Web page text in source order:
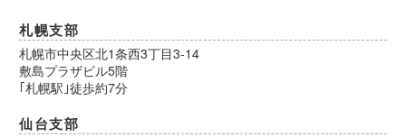
札幌支部
札幌市中央区北1条西3丁目3-14
敷島プラザビル5階
｢札幌駅｣徒歩約7分
仙台支部